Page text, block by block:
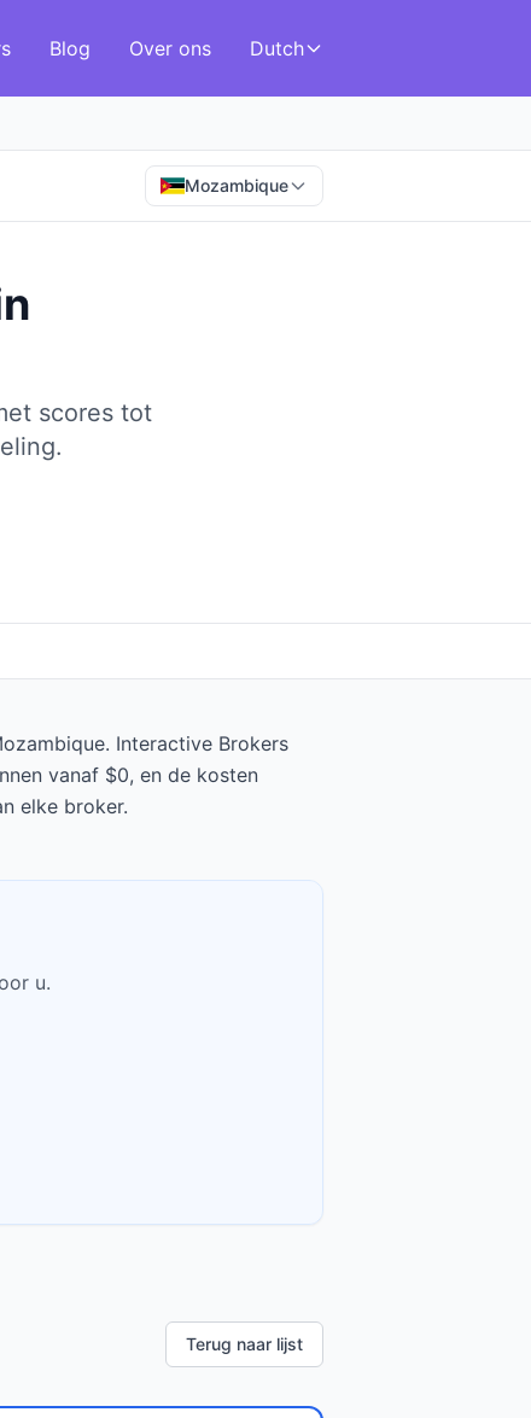
Blog Over ons Dutch
Mozambique
scores tot
Interactive Brokers
vanaf $0, en de kosten
elke broker.
u.
Terug naar lijst